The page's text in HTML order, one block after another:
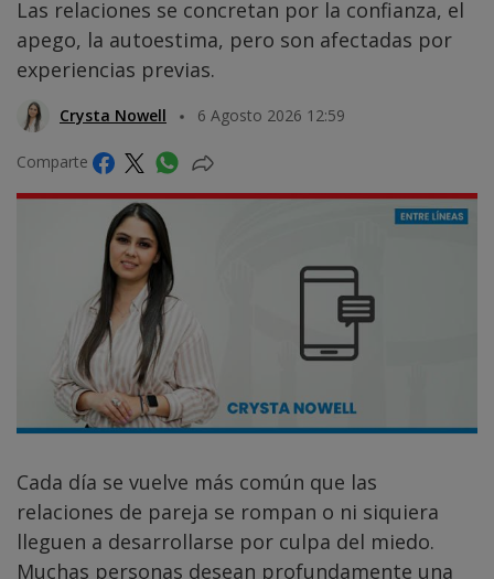
Las relaciones se concretan por la confianza, el
apego, la autoestima, pero son afectadas por
experiencias previas.
Crysta Nowell 6 Agosto 2026 12:59
Comparte
Cada día se vuelve más común que las
relaciones de pareja se rompan o ni siquiera
lleguen a desarrollarse por culpa del miedo.
Muchas personas desean profundamente una